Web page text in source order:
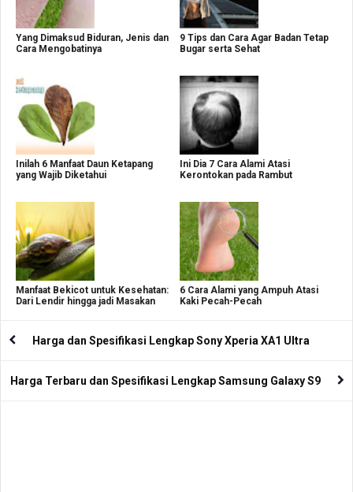
Yang Dimaksud Biduran, Jenis dan
Cara Mengobatinya
9 Tips dan Cara Agar Badan Tetap
Bugar serta Sehat
Inilah 6 Manfaat Daun Ketapang
yang Wajib Diketahui
Ini Dia 7 Cara Alami Atasi
Kerontokan pada Rambut
Manfaat Bekicot untuk Kesehatan:
Dari Lendir hingga jadi Masakan
6 Cara Alami yang Ampuh Atasi
Kaki Pecah-Pecah
Harga dan Spesifikasi Lengkap Sony Xperia XA1 Ultra
Harga Terbaru dan Spesifikasi Lengkap Samsung Galaxy S9